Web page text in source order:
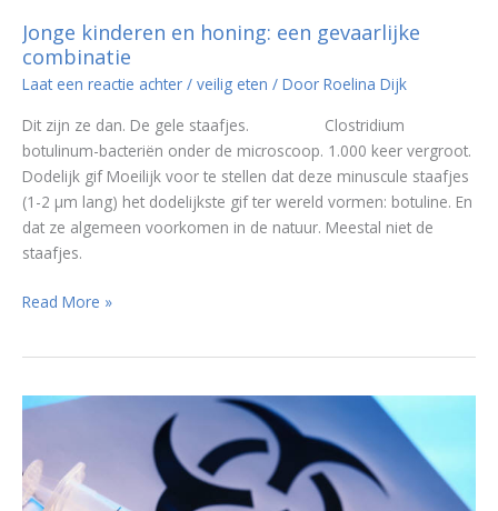
Jonge kinderen en honing: een gevaarlijke
combinatie
Laat een reactie achter / veilig eten / Door Roelina Dijk
Dit zijn ze dan. De gele staafjes. Clostridium
botulinum-bacteriën onder de microscoop. 1.000 keer vergroot.
Dodelijk gif Moeilijk voor te stellen dat deze minuscule staafjes
(1-2 µm lang) het dodelijkste gif ter wereld vormen: botuline. En
dat ze algemeen voorkomen in de natuur. Meestal niet de
staafjes.
Jonge
een
Read More »